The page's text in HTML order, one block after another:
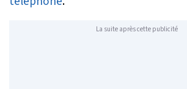
La suite après cette publicité